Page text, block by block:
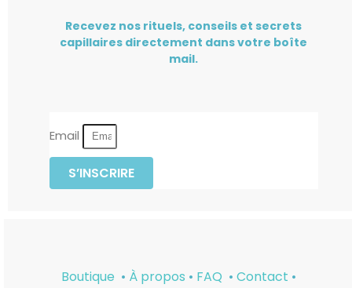
Recevez nos rituels, conseils et secrets
capillaires directement dans votre boîte
mail.
Email
S’INSCRIRE
Boutique • À propos • FAQ •Contact •